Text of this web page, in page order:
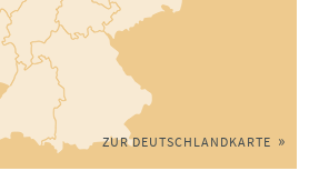
ZUR DEUTSCHLANDKARTE